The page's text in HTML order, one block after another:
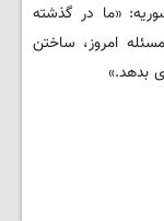
«ما در گذشته
امروز، ساختن
بدهد.»